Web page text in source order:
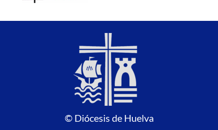
© Diócesis de Huelva